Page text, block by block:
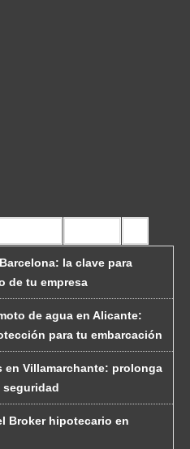
la clave para
de tu empresa
de agua en Alicante:
para tu embarcación
en Villamarchante: prolonga
seguridad
Broker hipotecario en